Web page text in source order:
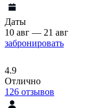
Даты
10 авг — 21 авг
забронировать
4.9
Отлично
126 отзывов